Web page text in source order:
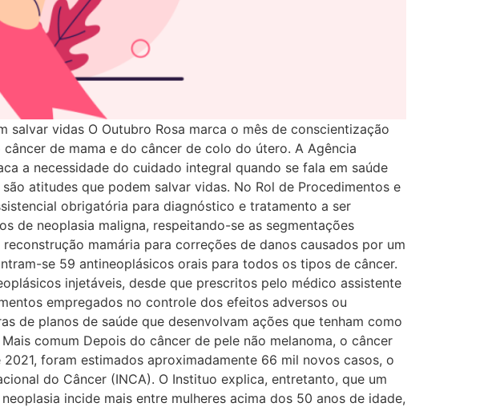
vidas O Outubro Rosa marca o mês de conscientização
de mama e do câncer de colo do útero. A Agência
a necessidade do cuidado integral quando se fala em saúde
atitudes que podem salvar vidas. No Rol de Procedimentos e
obrigatória para diagnóstico e tratamento a ser
de neoplasia maligna, respeitando-se as segmentações
mamária para correções de danos causados por um
se 59 antineoplásicos orais para todos os tipos de câncer.
injetáveis, desde que prescritos pelo médico assistente
empregados no controle dos efeitos adversos ou
de planos de saúde que desenvolvam ações que tenham como
comum Depois do câncer de pele não melanoma, o câncer
foram estimados aproximadamente 66 mil novos casos, o
do Câncer (INCA). O Instituo explica, entretanto, que um
incide mais entre mulheres acima dos 50 anos de idade,